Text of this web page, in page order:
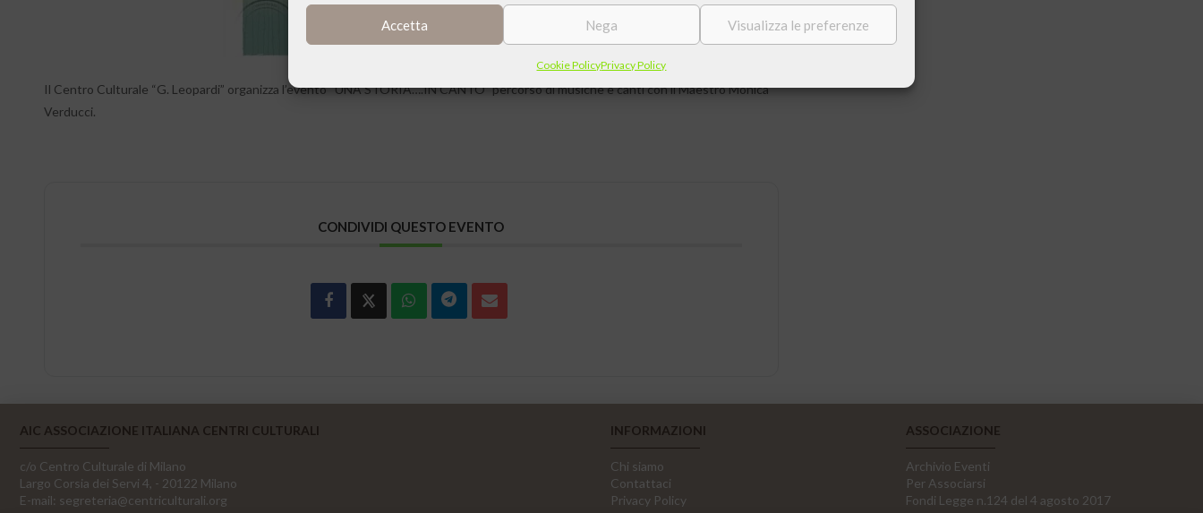
Accetta Nega Visualizza le preferenze
Cookie PolicyPrivacy Policy
Il Centro Culturale “G. Leopardi” organizza l’evento “UNA STORIA….IN CANTO” percorso di musiche e canti con il Maestro Monica
Verducci.
CONDIVIDI QUESTO EVENTO
AIC ASSOCIAZIONE ITALIANA CENTRI CULTURALI
c/o Centro Culturale di Milano
Largo Corsia dei Servi 4, - 20122 Milano
E-mail: segreteria@centriculturali.org
INFORMAZIONI
Chi siamo
Contattaci
Privacy Policy
ASSOCIAZIONE
Archivio Eventi
Per Associarsi
Fondi Legge n.124 del 4 agosto 2017